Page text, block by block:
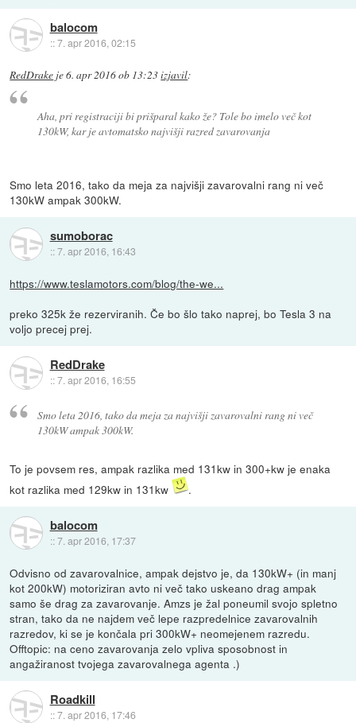
balocom
::7. apr 2016, 02:15
RedDrake je6. apr 2016 ob 13:23izjavil:
Aha, pri registraciji bi prišparal kako že? Tole bo imelo več kot
130kW, kar je avtomatsko najvišji razred zavarovanja
Smo leta 2016, tako da meja za najvišji zavarovalni rang ni več
130kW ampak 300kW.
sumoborac
::7. apr 2016, 16:43
https://www.teslamotors.com/blog/the-we...
preko 325k že rezerviranih. Če bo šlo tako naprej, bo Tesla 3 na
voljo precej prej.
RedDrake
::7. apr 2016, 16:55
Smo leta 2016, tako da meja za najvišji zavarovalni rang ni več
130kW ampak 300kW.
To je povsem res, ampak razlika med 131kw in 300+kw je enaka
kot razlika med 129kw in 131kw
.
balocom
::7. apr 2016, 17:37
Odvisno od zavarovalnice, ampak dejstvo je, da 130kW+ (in manj
kot 200kW) motoriziran avto ni več tako uskeano drag ampak
samo še drag za zavarovanje. Amzs je žal poneumil svojo spletno
stran, tako da ne najdem več lepe razpredelnice zavarovalnih
razredov, ki se je končala pri 300kW+ neomejenem razredu.
Offtopic: na ceno zavarovanja zelo vpliva sposobnost in
angažiranost tvojega zavarovalnega agenta .)
Roadkill
::7. apr 2016, 17:46